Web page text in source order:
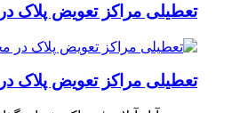
تعطیلی مراکز تعویض پلاک
تعطیلی مراکز تعویض پلاک